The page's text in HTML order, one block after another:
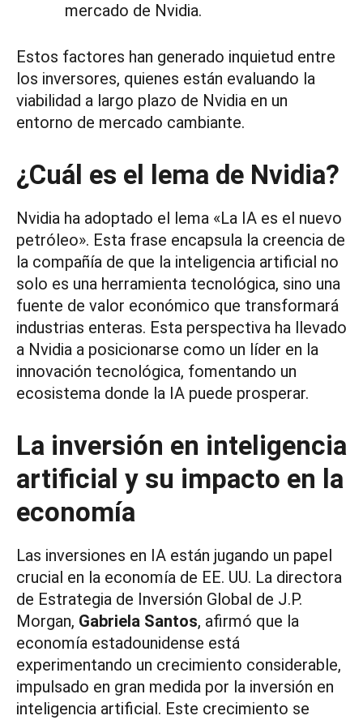
mercado de Nvidia.
Estos factores han generado inquietud entre
los inversores, quienes están evaluando la
viabilidad a largo plazo de Nvidia en un
entorno de mercado cambiante.
¿Cuál es el lema de Nvidia?
Nvidia ha adoptado el lema «La IA es el nuevo
petróleo». Esta frase encapsula la creencia de
la compañía de que la inteligencia artificial no
solo es una herramienta tecnológica, sino una
fuente de valor económico que transformará
industrias enteras. Esta perspectiva ha llevado
a Nvidia a posicionarse como un líder en la
innovación tecnológica, fomentando un
ecosistema donde la IA puede prosperar.
La inversión en inteligencia
artificial y su impacto en la
economía
Las inversiones en IA están jugando un papel
crucial en la economía de EE. UU. La directora
de Estrategia de Inversión Global de J.P.
Morgan, Gabriela Santos, afirmó que la
economía estadounidense está
experimentando un crecimiento considerable,
impulsado en gran medida por la inversión en
inteligencia artificial. Este crecimiento se